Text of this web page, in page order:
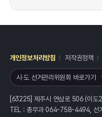
개인정보처리방침 저작권정책
시·도 선거관리위원회 바로가기
[63225] 제주시 연삼로 506 (이도
TEL : 총무과 064-758-4494,